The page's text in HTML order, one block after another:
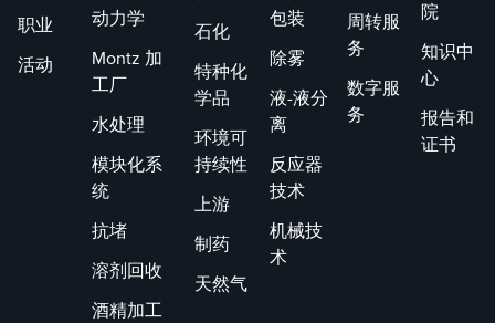
职业
活动
动力学
Montz 加
工厂
水处理
模块化系
统
抗堵
溶剂回收
酒精加工
石化
特种化
学品
环境可
持续性
上游
制药
天然气
包装
除雾
液-液分
离
反应器
技术
机械技
术
周转服
务
数字服
务
院
知识中
心
报告和
证书